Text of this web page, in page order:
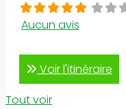
Aucun avis
Voir l'itinéraire
Tout voir